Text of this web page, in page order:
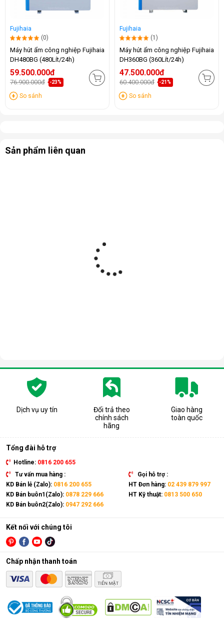
Fujihaia
(0)
Máy hút ẩm công nghiệp Fujihaia
DH480BG (480Lít/24h)
59.500.000đ
76.900.000đ -23%
So sánh
Fujihaia
(1)
Máy hút ẩm công nghiệp Fujihaia
DH360BG (360Lít/24h)
47.500.000đ
60.400.000đ -21%
So sánh
Sản phẩm liên quan
Dịch vụ uy tín
Đổi trả theo
chính sách
hãng
Giao hàng
toàn quốc
Tổng đài hỗ trợ
Hotline: 0816 200 655
Tư vấn mua hàng :
KD Bán lẻ (Zalo): 0816 200 655
KD Bán buôn1(Zalo): 0878 229 666
KD Bán buôn2(Zalo): 0947 292 666
Gọi hỗ trợ :
HT Đơn hàng: 02 439 879 997
HT Kỹ thuật: 0813 500 650
Kết nối với chúng tôi
Chấp nhận thanh toán